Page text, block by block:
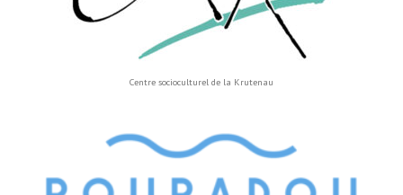
Centre socioculturel de la Krutenau